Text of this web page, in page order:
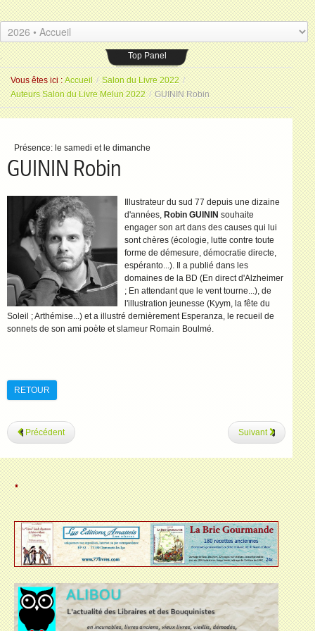
.
.
Les Amis du livre
Espace Saint-Jean
Top Panel
Vous êtes ici : Accueil / Salon du Livre 2022 /
Auteurs Salon du Livre Melun 2022 / GUININ Robin
Présence: le samedi et le dimanche
GUININ Robin
Illustrateur du sud 77 depuis une dizaine
d'années, Robin GUININ souhaite
engager son art dans des causes qui lui
sont chères (écologie, lutte contre toute
forme de démesure, démocratie directe,
espéranto...). Il a publié dans les
domaines de la BD (En direct d'Alzheimer
; En attendant que le vent tourne...), de
l'illustration jeunesse (Kyym, la fête du
Soleil ; Arthémise...) et a illustré dernièrement Esperanza, le recueil de
sonnets de son ami poète et slameur Romain Boulmé.
RETOUR
Précédent Suivant
.